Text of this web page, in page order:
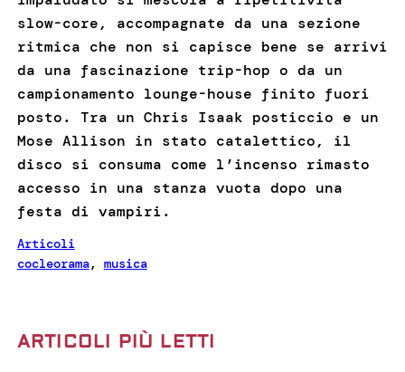
slow-core, accompagnate da una sezione
ritmica che non si capisce bene se arrivi
da una fascinazione trip-hop o da un
campionamento lounge-house finito fuori
posto. Tra un Chris Isaak posticcio e un
Mose Allison in stato catalettico, il
disco si consuma come l’incenso rimasto
accesso in una stanza vuota dopo una
festa di vampiri.
Articoli
cocleorama, musica
ARTICOLI PIÙ LETTI